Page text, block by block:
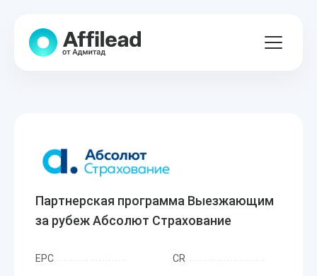
Партнерская программа Выезжающим
за рубеж Абсолют Страхование
EPC CR